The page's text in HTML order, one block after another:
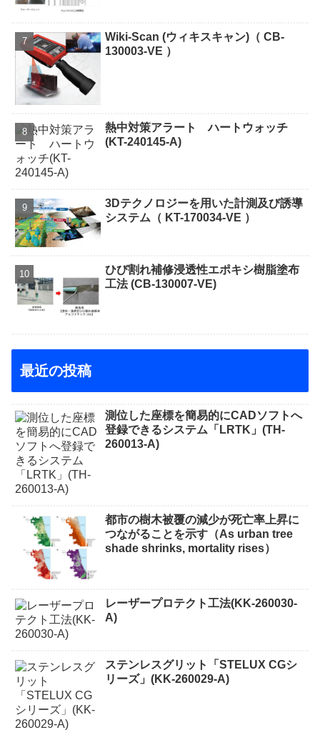
Wiki-Scan (ウィキスキャン)（ CB-
130003-VE ）
熱中対策アラート ハートウォッチ
(KT-240145-A)
3Dテクノロジーを用いた計測及び誘導
システム（ KT-170034-VE ）
ひび割れ補修浸透性エポキシ樹脂塗布
工法 (CB-130007-VE)
最近の投稿
測位した座標を簡易的にCADソフトへ
登録できるシステム「LRTK」(TH-
260013-A)
都市の樹木被覆の減少が死亡率上昇に
つながることを示す（As urban tree
shade shrinks, mortality rises）
レーザープロテクト⼯法(KK-260030-
A)
ステンレスグリット「STELUX CGシ
リーズ」(KK-260029-A)